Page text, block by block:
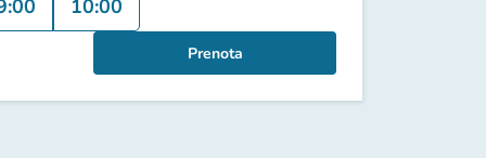
10:00
Prenota